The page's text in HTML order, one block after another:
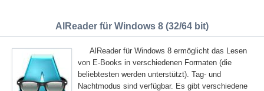
AlReader für Windows 8 (32/64 bit)
AlReader für Windows 8 ermöglicht das Lesen
von E-Books in verschiedenen Formaten (die
beliebtesten werden unterstützt). Tag- und
Nachtmodus sind verfügbar. Es gibt verschiedene